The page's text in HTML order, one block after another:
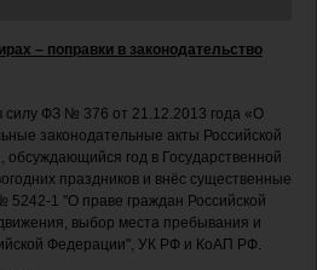
– поправки в законодательство
силу ФЗ № 376 от 21.12.2013 года «О
законодательные акты Российской
год в Государственной
праздников и внёс существенные
5242-1 "О праве граждан Российской
выбор места пребывания и
Федерации", УК РФ и КоАП РФ.